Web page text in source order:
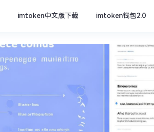
imtoken中文版下载 imtoken钱包2.0